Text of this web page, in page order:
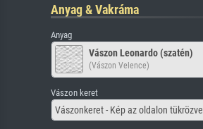
Anyag & Vakráma
Anyag
Vászon Leonardo (szatén)
(Vászon Velence)
Vászon keret
Vászonkeret - Kép az oldalon tükrözve